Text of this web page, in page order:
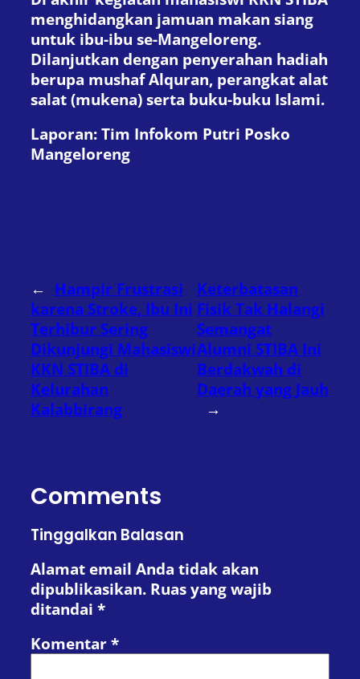
menghidangkan jamuan makan siang
untuk ibu-ibu se-Mangeloreng.
Dilanjutkan dengan penyerahan hadiah
berupa mushaf Alquran, perangkat alat
salat (mukena) serta buku-buku Islami.
Laporan: Tim Infokom Putri Posko
Mangeloreng
← Hampir Frustrasi
karena Stroke, Ibu Ini
Terhibur Sering
Dikunjungi Mahasiswi
KKN STIBA di
Kelurahan
Kalabbirang
Keterbatasan
Fisik Tak Halangi
Semangat
Alumni STIBA Ini
Berdakwah di
Daerah yang Jauh
→
Comments
Tinggalkan Balasan
Alamat email Anda tidak akan
dipublikasikan. Ruas yang wajib
ditandai *
Komentar *